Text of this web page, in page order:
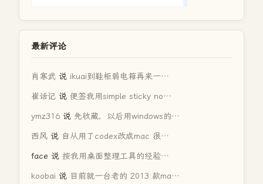
最新评论
肖寒武 说 ikuai到鞋柜弱电箱再来一…
崔话记 说 便签我用simple sticky no…
ymz316 说 先收藏，以后用windows的…
西风 说 自从用了codex改成mac 很…
face 说 按我用桌面整理工具的经验…
koobai 说 目前就一台老的 2013 款ma…